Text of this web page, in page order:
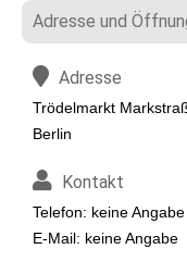
Adresse und
Adresse
Trödelmarkt
Berlin
Kontakt
Telefon: keine Angabe
E-Mail: keine Angabe